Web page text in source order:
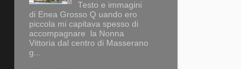
Testo e immagini
di Enea Grosso Q uando ero
piccola mi capitava spesso di
accompagnare la Nonna
Vittoria dal centro di Masserano
g...